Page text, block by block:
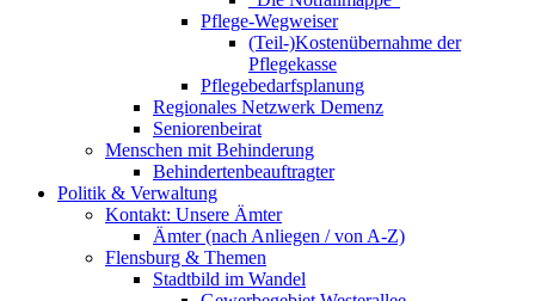
Pflege-Wegweiser
(Teil-)Kostenübernahme der
Pflegekasse
Pflegebedarfsplanung
Regionales Netzwerk Demenz
Seniorenbeirat
Menschen mit Behinderung
Behindertenbeauftragter
Politik & Verwaltung
Kontakt: Unsere Ämter
Ämter (nach Anliegen / von A-Z)
Flensburg & Themen
Stadtbild im Wandel